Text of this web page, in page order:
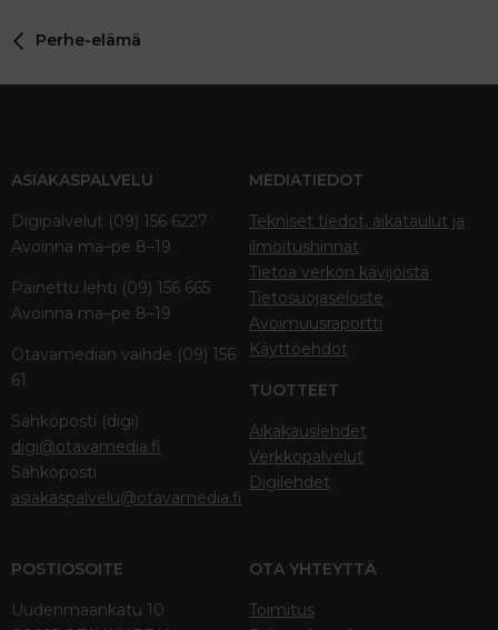
Perhe-elämä
ASIAKASPALVELU
Digipalvelut (09) 156 6227
Avoinna ma–pe 8–19
Painettu lehti (09) 156 665
Avoinna ma–pe 8–19
Otavamedian vaihde (09) 156
61
Sähköposti (digi)
digi@otavamedia.fi
Sähköposti
asiakaspalvelu@otavamedia.fi
MEDIATIEDOT
Tekniset tiedot, aikataulut ja
ilmoitushinnat
Tietoa verkon kävijöistä
Tietosuojaseloste
Avoimuusraportti
Käyttöehdot
TUOTTEET
Aikakauslehdet
Verkkopalvelut
Digilehdet
POSTIOSOITE
Uudenmaankatu 10
OTA YHTEYTTÄ
Toimitus